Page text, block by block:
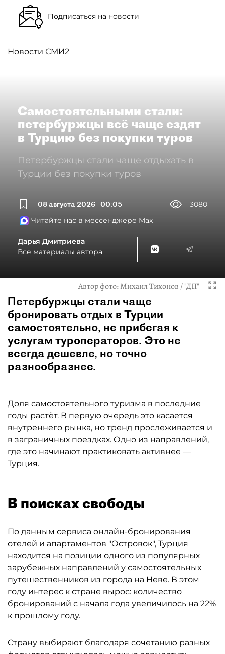
Подписаться на новости
Новости СМИ2
Самостоятельными стали:
петербуржцы всё чаще ездят
в Турцию без покупки туров
Петербуржцы стали чаще отдыхать в
Турции без покупки туров
08 августа 2026 00:05
3080
Читайте нас в мессенджере Max
Дарья Дмитриева
Все материалы автора
Автор фото:Михаил Тихонов / "ДП"
Петербуржцы стали чаще
бронировать отдых в Турции
самостоятельно, не прибегая к
услугам туроператоров. Это не
всегда дешевле, но точно
разнообразнее.
Доля самостоятельного туризма в последние
годы растёт. В первую очередь это касается
внутреннего рынка, но тренд прослеживается и
в заграничных поездках. Одно из направлений,
где это начинают практиковать активнее —
Турция.
В поисках свободы
По данным сервиса онлайн-бронирования
отелей и апартаментов "Островок", Турция
находится на позиции одного из популярных
зарубежных направлений у самостоятельных
путешественников из города на Неве. В этом
году интерес к стране вырос: количество
бронирований с начала года увеличилось на 22%
к прошлому году.
Страну выбирают благодаря сочетанию разных